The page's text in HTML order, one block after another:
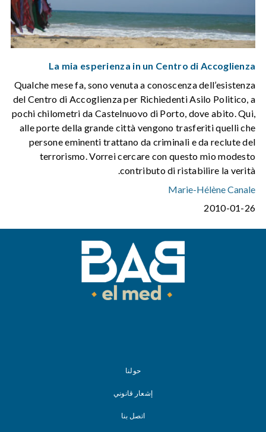
La mia esperienza in un Centro di Accoglienza
Qualche mese fa, sono venuta a conoscenza dell’esistenza
del Centro di Accoglienza per Richiedenti Asilo Politico, a
pochi chilometri da Castelnuovo di Porto, dove abito. Qui,
alle porte della grande città vengono trasferiti quelli che
persone eminenti trattano da criminali e da reclute del
terrorismo. Vorrei cercare con questo mio modesto
contributo di ristabilire la verità.
Marie-Hélène Canale
2010-01-26
حولنا
إشعار قانوني
اتصل بنا